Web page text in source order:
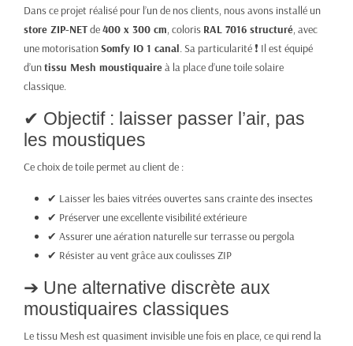
Dans ce projet réalisé pour l’un de nos clients, nous avons installé un
store ZIP-NETde400 x 300 cm, coloris RAL 7016 structuré, avec
une motorisationSomfy IO 1 canal. Sa particularité ❗ Il est équipé
d’untissu Mesh moustiquaireà la place d’une toile solaire
classique.
✔ Objectif : laisser passer l’air, pas
les moustiques
Ce choix de toile permet au client de :
✔ Laisser les baies vitrées ouvertes sans crainte des insectes
✔ Préserver une excellente visibilité extérieure
✔ Assurer une aération naturelle sur terrasse ou pergola
✔ Résister au vent grâce aux coulisses ZIP
➔ Une alternative discrète aux
moustiquaires classiques
Le tissu Mesh est quasiment invisible une fois en place, ce qui rend la